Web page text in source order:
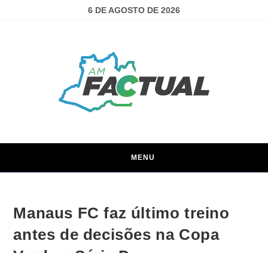
6 DE AGOSTO DE 2026
MENU
Manaus FC faz último treino
antes de decisões na Copa